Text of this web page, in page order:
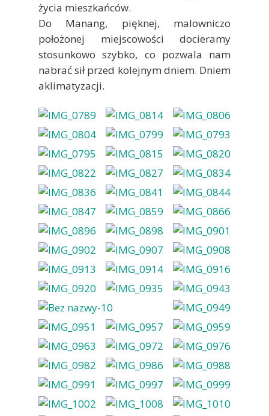
życia mieszkańców.
Do Manang, pięknej, malowniczo
położonej miejscowości docieramy
stosunkowo szybko, co pozwala nam
nabrać sił przed kolejnym dniem. Dniem
aklimatyzacji.